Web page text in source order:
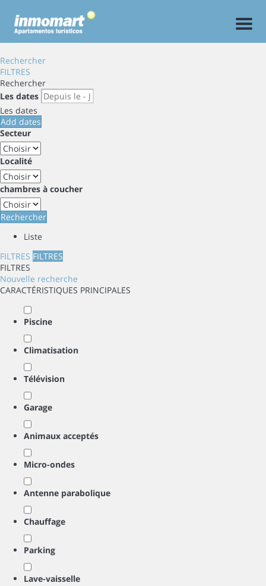
Menu
Rechercher
FILTRES
Rechercher
Les dates
Les dates
Add dates
Secteur
Localité
chambres à coucher
Rechercher
Liste
FILTRES FILTRES
FILTRES
Nouvelle recherche
CARACTÉRISTIQUES PRINCIPALES
Piscine
Climatisation
Télévision
Garage
Animaux acceptés
Micro-ondes
Antenne parabolique
Chauffage
Parking
Lave-vaisselle